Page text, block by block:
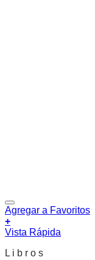
Agregar a Favoritos
+
Vista Rápida
L i b r o s